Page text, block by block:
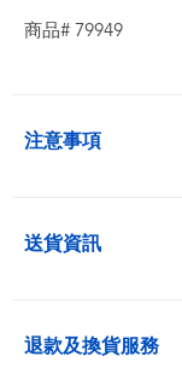
商品# 79949
注意事項
送貨資訊
退款及換貨服務